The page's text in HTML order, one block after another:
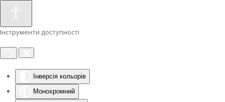
Інструменти доступності
Інверсія кольорів
Монохромний